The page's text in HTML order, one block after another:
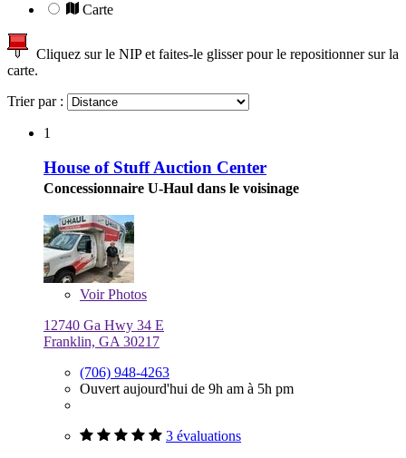
Carte
Cliquez sur le NIP et faites-le glisser pour le repositionner sur la
carte.
Trier par :
1
House of Stuff Auction Center
Concessionnaire U-Haul dans le voisinage
VoirPhotos
12740 Ga Hwy 34 E
Franklin, GA 30217
(706) 948-4263
Ouvert aujourd'hui de 9h am à 5h pm
3 évaluations